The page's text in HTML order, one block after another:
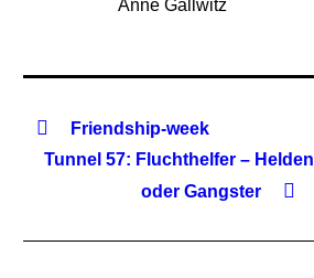
Anne Gallwitz
Friendship-week
Tunnel 57: Fluchthelfer – Helden
oder Gangster